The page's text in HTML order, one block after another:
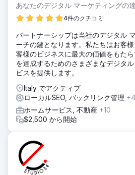
あなたのデジタル マーケティングの
4件のクチコミ
パートナーシップは当社のデジタル
ーチの鍵となります。私たちはお客
客様のビジネスに最大の価値をもた
を達成するためのさまざまなデジタ
ビスを提供します。
Italy でアクティブ
ローカルSEO, バックリンク管理
ホームサービス, 不動産 +10
$2,500 から開始